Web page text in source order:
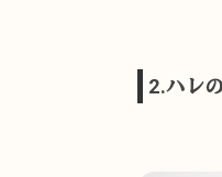
2.ハレ
晴